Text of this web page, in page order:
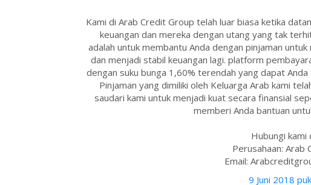
Kami di Arab Credit Group telah luar biasa ketika
keuangan dan mereka dengan utang yang tak
adalah untuk membantu Anda dengan pinjaman
dan menjadi stabil keuangan lagi. platform
dengan suku bunga 1,60% terendah yang dapat
Pinjaman yang dimiliki oleh Keluarga Arab kami
saudari kami untuk menjadi kuat secara finansial
memberi Anda bantuan
Hubungi kami
Perusahaan: Arab
Email:
9 Juni 2018